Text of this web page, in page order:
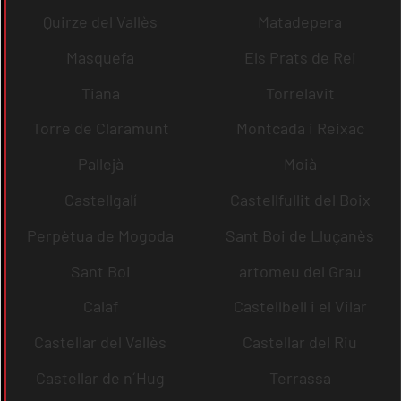
Quirze del Vallès
Matadepera
Masquefa
Els Prats de Rei
Tiana
Torrelavit
Torre de Claramunt
Montcada i Reixac
Pallejà
Moià
Castellgalí
Castellfullit del Boix
Perpètua de Mogoda
Sant Boi de Lluçanès
Sant Boi
artomeu del Grau
Calaf
Castellbell i el Vilar
Castellar del Vallès
Castellar del Riu
Castellar de n´Hug
Terrassa